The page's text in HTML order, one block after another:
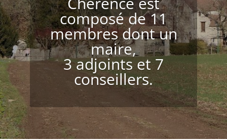
composé de 11
membres dont un
maire,
3 adjoints et 7
conseillers.